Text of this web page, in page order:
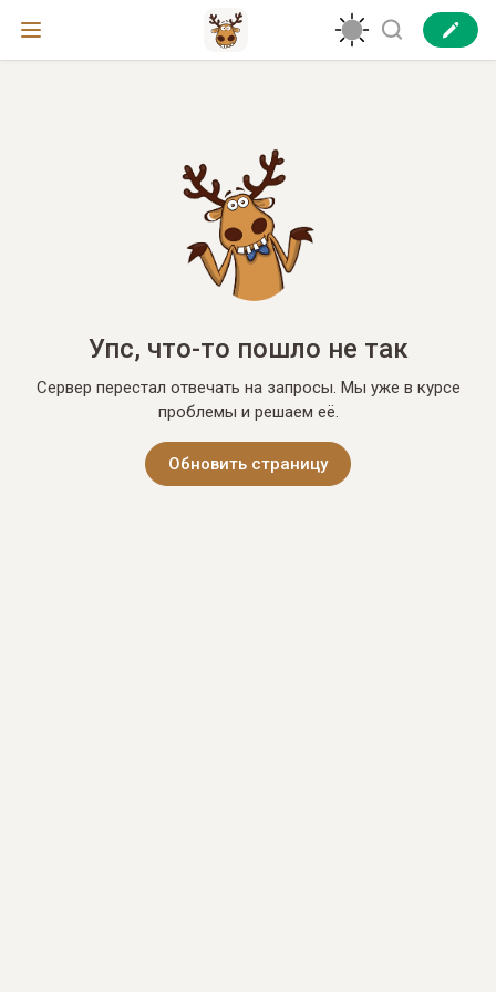
Упс, что-то пошло не так
Сервер перестал отвечать на запросы. Мы уже в курсе
проблемы и решаем её.
Обновить страницу